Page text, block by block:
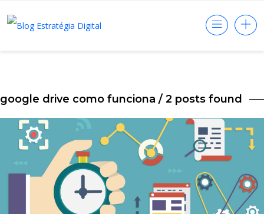
google drive como funciona / 2 posts found